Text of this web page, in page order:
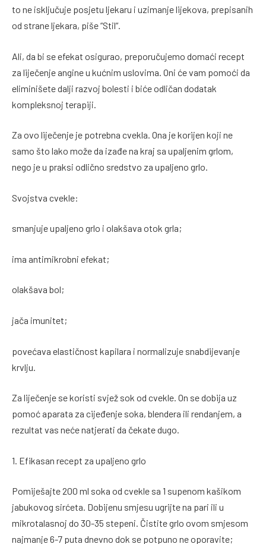
to ne isključuje posjetu ljekaru i uzimanje lijekova, prepisanih
od strane ljekara, piše “Stil“.
Ali, da bi se efekat osigurao, preporučujemo domaći recept
za liječenje angine u kućnim uslovima. Oni će vam pomoći da
eliminišete dalji razvoj bolesti i biće odličan dodatak
kompleksnoj terapiji.
Za ovo liječenje je potrebna cvekla. Ona je korijen koji ne
samo što lako može da izađe na kraj sa upaljenim grlom,
nego je u praksi odlično sredstvo za upaljeno grlo.
Svojstva cvekle:
smanjuje upaljeno grlo i olakšava otok grla;
ima antimikrobni efekat;
olakšava bol;
jača imunitet;
povećava elastičnost kapilara i normalizuje snabdijevanje
krvlju.
Za liječenje se koristi svjež sok od cvekle. On se dobija uz
pomoć aparata za cijeđenje soka, blendera ili rendanjem, a
rezultat vas neće natjerati da čekate dugo.
1. Efikasan recept za upaljeno grlo
Pomiješajte 200 ml soka od cvekle sa 1 supenom kašikom
jabukovog sirćeta. Dobijenu smjesu ugrijte na pari ili u
mikrotalasnoj do 30-35 stepeni. Čistite grlo ovom smjesom
najmanje 6-7 puta dnevno dok se potpuno ne oporavite;